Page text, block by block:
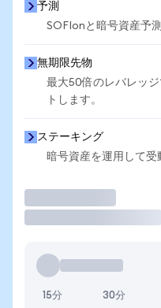
予測
SOFIonと暗号資産予
無期限先物
最大50倍のレバレッ
トします。
ステーキング
暗号資産を運用して受
15分 30分